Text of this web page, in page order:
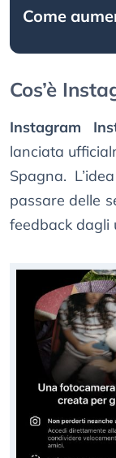
Come
Cos’è
Instagram
lanciata
Spagna.
passare delle
feedback dagli